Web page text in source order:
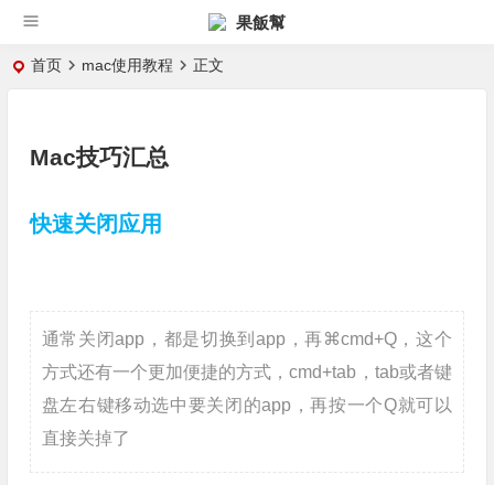
果飯幫
首页 mac使用教程 正文
Mac技巧汇总
快速关闭应用
通常关闭app，都是切换到app，再⌘cmd+Q，这个
方式还有一个更加便捷的方式，cmd+tab，tab或者键
盘左右键移动选中要关闭的app，再按一个Q就可以
直接关掉了